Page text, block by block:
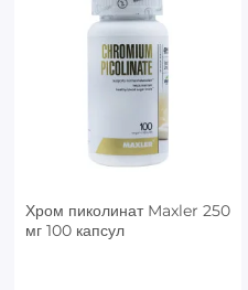
Хром пиколинат Maxler 250
мг 100 капсул